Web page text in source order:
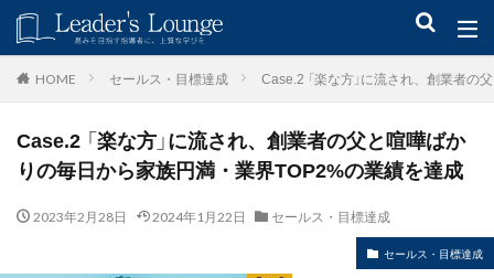
HOME セールス・目標達成 Case.2 「楽な方」に流され、創業者
Case.2 「楽な方」に流され、創業者の父と喧嘩ばか
りの毎日から家族円満・業界TOP2%の業績を達成
2023年2月28日 2024年1月22日 セールス・目標達成
セールス・目標達成
キーワード
青木仁志 モチベーションアップ 後継者育成 事業承継
新規事業